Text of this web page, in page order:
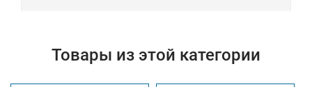
Товары из этой категории